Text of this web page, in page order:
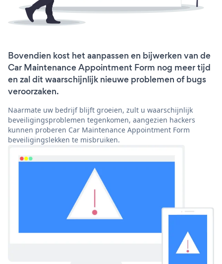
Bovendien kost het aanpassen en bijwerken van de
Car Maintenance Appointment Form nog meer tijd
en zal dit waarschijnlijk nieuwe problemen of bugs
veroorzaken.
Naarmate uw bedrijf blijft groeien, zult u waarschijnlijk
beveiligingsproblemen tegenkomen, aangezien hackers
kunnen proberen Car Maintenance Appointment Form
beveiligingslekken te misbruiken.